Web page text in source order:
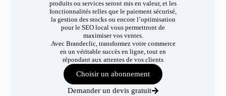
produits ou services seront mis en valeur, et les
fonctionnalités telles que le paiement sécurisé,
la gestion des stocks ou encore l’optimisation
pour le SEO local vous permettront de
maximiser vos ventes.
Avec Brandeclic, transformez votre commerce
en un véritable succès en ligne, tout en
répondant aux attentes de vos clients
Choisir un abonnement
Demander un devis gratuit